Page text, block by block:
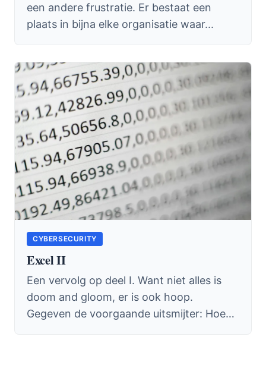
een andere frustratie. Er bestaat een
plaats in bijna elke organisatie waar...
CYBERSECURITY
Excel II
Een vervolg op deel I. Want niet alles is
doom and gloom, er is ook hoop.
Gegeven de voorgaande uitsmijter: Hoe